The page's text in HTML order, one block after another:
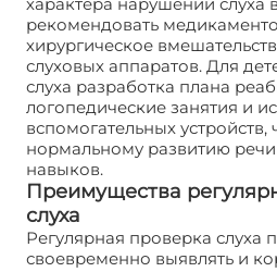
характера нарушений слуха
рекомендовать
хирургическое
слуховых аппаратов. Для
слуха разработка плана
логопедические занятия и
вспомогательных устройств,
нормальному развитию
навыков.
Преимущества
слуха
Регулярная проверка слуха
своевременно выявлять и